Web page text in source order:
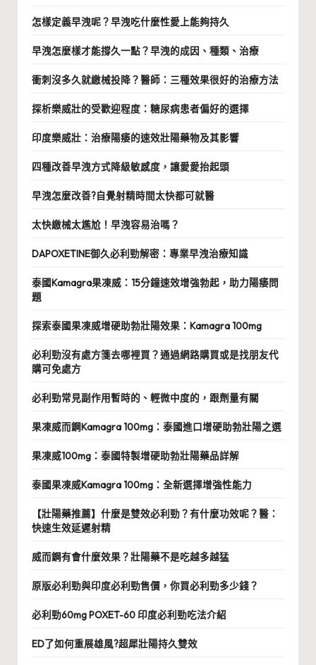
怎樣定義早洩呢？早洩吃什麼性愛上能夠持久
早洩怎麼樣才能撐久一點？早洩的成因、種類、治療
衝刺沒多久就繳械投降？醫師：三種效果很好的治療方法
探析樂威壯的受歡迎程度：糖尿病患者偏好的選擇
印度樂威壯：治療陽痿的速效壯陽藥物及其影響
四種改善早洩方式降級敏感度，讓愛愛抬起頭
早洩怎麼改善?自覺射精時間太快都可就醫
太快繳械太尷尬！早洩容易治嗎？
DAPOXETINE御久必利勁解密：專業早洩治療知識
泰國Kamagra果凍威：15分鐘速效增強勃起，助力陽痿問
題
探索泰國果凍威增硬助勃壯陽效果：Kamagra 100mg
必利勁沒有處方箋去哪裡買？通過網路購買或是找朋友代
購可免處方
必利勁常見副作用暫時的、輕微中度的，跟劑量有關
果凍威而鋼Kamagra 100mg：泰國進口增硬助勃壯陽之選
果凍威100mg：泰國特製增硬助勃壯陽藥品詳解
泰國果凍威Kamagra 100mg：全新選擇增強性能力
【壯陽藥推薦】什麼是雙效必利勁？有什麼功效呢？醫：
快速生效延遲射精
威而鋼有會什麼效果？壯陽藥不是吃越多越猛
原版必利勁與印度必利勁售價，你買必利勁多少錢？
必利勁60mg POXET-60 印度必利勁吃法介紹
ED了如何重展雄風?超犀壯陽持久雙效